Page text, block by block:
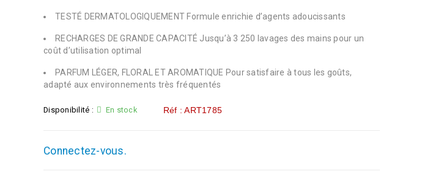
TESTÉ DERMATOLOGIQUEMENT Formule enrichie d’agents adoucissants
RECHARGES DE GRANDE CAPACITÉ Jusqu’à 3 250 lavages des mains pour un
coût d’utilisation optimal
PARFUM LÉGER, FLORAL ET AROMATIQUE Pour satisfaire à tous les goûts,
adapté aux environnements très fréquentés
Disponibilité : En stock Réf : ART1785
Connectez-vous.